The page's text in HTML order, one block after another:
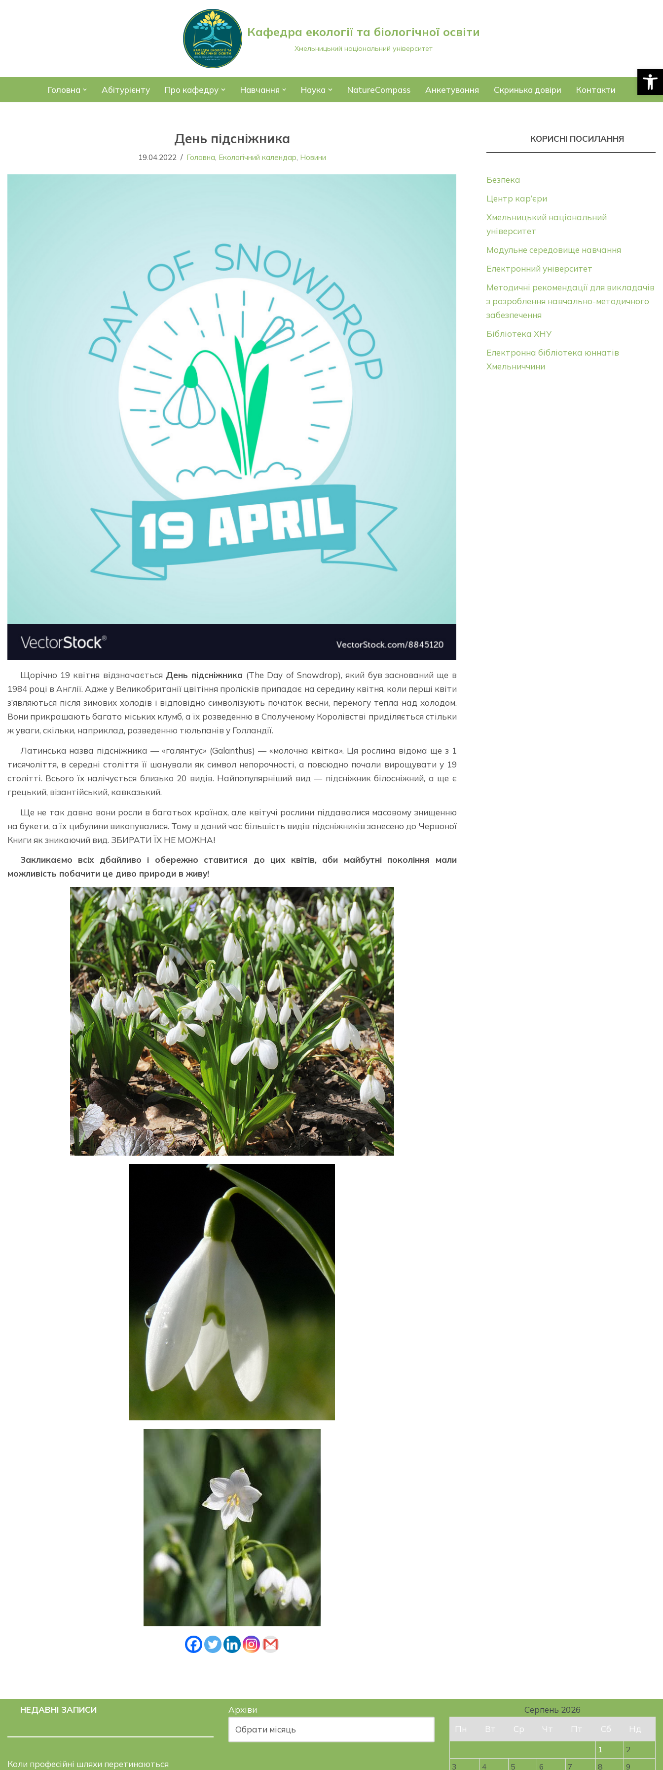
Кафедра екології та біологічної освіти
Хмельницький національний університет
Головна Абітурієнту Про кафедру Навчання Наука NatureCompass Анкетування Скринька довіри Контакти
День підсніжника
19.04.2022 Головна, Екологічний календар, Новини
Щорічно 19 квітня відзначається День підсніжника (The Day of Snowdrop), який був заснований ще в
1984 році в Англії. Адже у Великобританії цвітіння пролісків припадає на середину квітня, коли перші квіти
з’являються після зимових холодів і відповідно символізують початок весни, перемогу тепла над холодом.
Вони прикрашають багато міських клумб, а їх розведенню в Сполученому Королівстві приділяється стільки
ж уваги, скільки, наприклад, розведенню тюльпанів у Голландії.
Латинська назва підсніжника — «галянтус» (Galanthus) — «молочна квітка». Ця рослина відома ще з 1
тисячоліття, в середні століття її шанували як символ непорочності, а повсюдно почали вирощувати у 19
столітті. Всього їх налічується близько 20 видів. Найпопулярніший вид — підсніжник білосніжний, а ще є
грецький, візантійський, кавказький.
Ще не так давно вони росли в багатьох країнах, але квітучі рослини піддавалися масовому знищенню
на букети, а їх цибулини викопувалися. Тому в даний час більшість видів підсніжників занесено до Червоної
Книги як зникаючий вид. ЗБИРАТИ ЇХ НЕ МОЖНА!
Закликаємо всіх дбайливо і обережно ставитися до цих квітів, аби майбутні покоління мали
можливість побачити це диво природи в живу!
КОРИСНІ ПОСИЛАННЯ
Безпека
Центр кар’єри
Хмельницький національний
університет
Модульне середовище навчання
Електронний університет
Методичні рекомендації для викладачів
з розроблення навчально-методичного
забезпечення
Бібліотека ХНУ
Електронна бібліотека юннатів
Хмельниччини
НЕДАВНІ ЗАПИСИ
Коли професійні шляхи перетинаються
Архіви
Серпень 2026
Пн
Вт Ср Чт Пт Сб Нд
1
2
3
4 5 6 7 8 9